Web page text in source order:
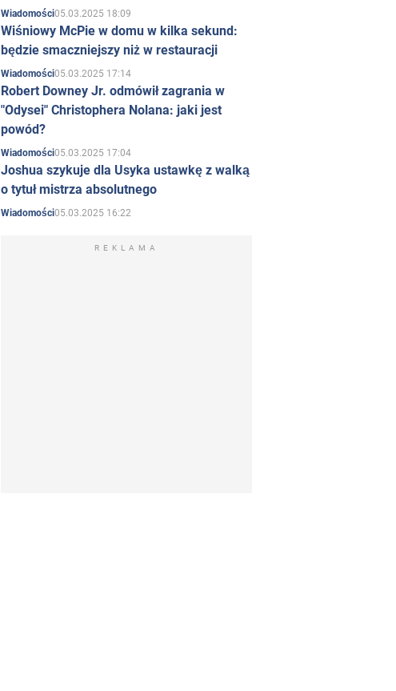
Wiadomości05.03.2025 18:09
Wiśniowy McPie w domu w kilka sekund:
będzie smaczniejszy niż w restauracji
Wiadomości05.03.2025 17:14
Robert Downey Jr. odmówił zagrania w
"Odysei" Christophera Nolana: jaki jest
powód?
Wiadomości05.03.2025 17:04
Joshua szykuje dla Usyka ustawkę z walką
o tytuł mistrza absolutnego
Wiadomości05.03.2025 16:22
REKLAMA